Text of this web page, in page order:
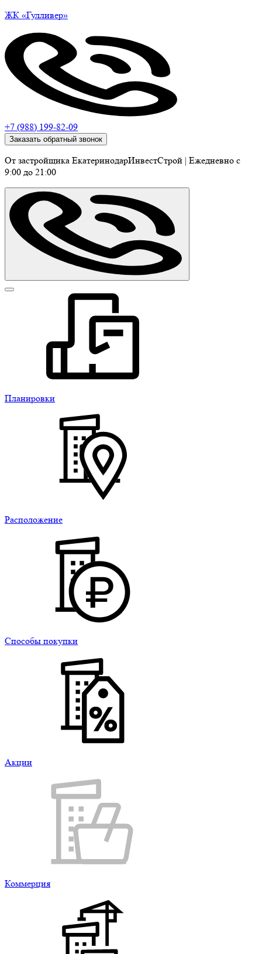
ЖК «Гулливер»
+7 (988) 199-82-09
Заказать обратный звонок
От застройщика ЕкатеринодарИнвестСтрой | Ежедневно c
9:00 до 21:00
Планировки
Расположение
Способы покупки
Акции
Коммерция